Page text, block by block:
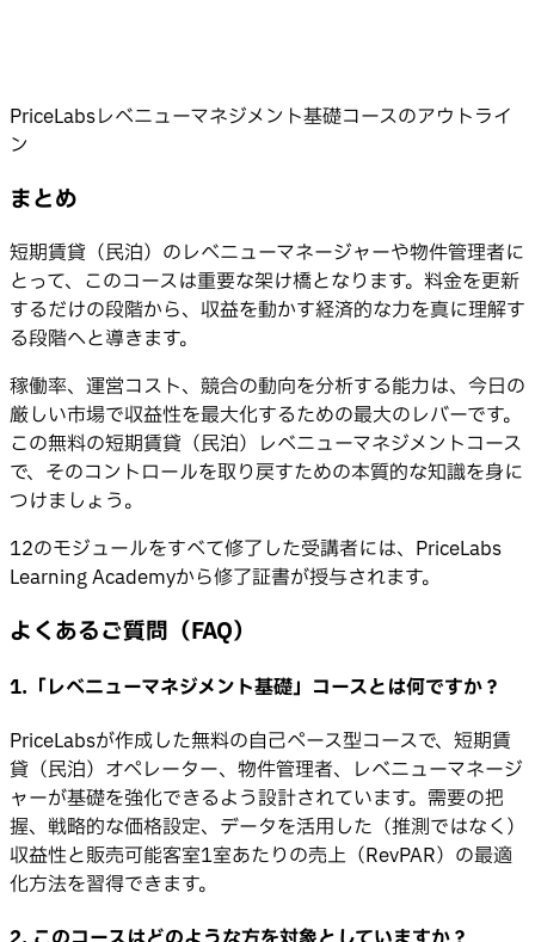
PriceLabsレベニューマネジメント基礎コースのアウトライ
ン
まとめ
短期賃貸（民泊）のレベニューマネージャーや物件管理者に
とって、このコースは重要な架け橋となります。料金を更新
するだけの段階から、収益を動かす経済的な力を真に理解す
る段階へと導きます。
稼働率、運営コスト、競合の動向を分析する能力は、今日の
厳しい市場で収益性を最大化するための最大のレバーです。
この無料の短期賃貸（民泊）レベニューマネジメントコース
で、そのコントロールを取り戻すための本質的な知識を身に
つけましょう。
12のモジュールをすべて修了した受講者には、PriceLabs
Learning Academyから修了証書が授与されます。
よくあるご質問（FAQ）
1.「レベニューマネジメント基礎」コースとは何ですか？
PriceLabsが作成した無料の自己ペース型コースで、短期賃
貸（民泊）オペレーター、物件管理者、レベニューマネージ
ャーが基礎を強化できるよう設計されています。需要の把
握、戦略的な価格設定、データを活用した（推測ではなく）
収益性と販売可能客室1室あたりの売上（RevPAR）の最適
化方法を習得できます。